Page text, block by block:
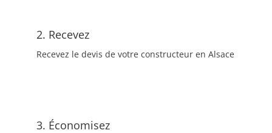
2. Recevez
Recevez le devis de votre constructeur en Alsace
3. Économisez